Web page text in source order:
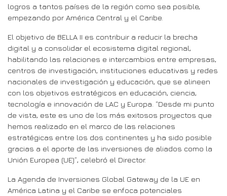
logros a tantos países de la región como sea posible,
empezando por América Central y el Caribe.
El objetivo de BELLA II es contribuir a reducir la brecha
digital y a consolidar el ecosistema digital regional,
habilitando las relaciones e intercambios entre empresas,
centros de investigación, instituciones educativas y redes
nacionales de investigación y educación, que se alineen
con los objetivos estratégicos en educación, ciencia,
tecnología e innovación de LAC y Europa. “Desde mi punto
de vista, este es uno de los más exitosos proyectos que
hemos realizado en el marco de las relaciones
estratégicas entre los dos continentes y ha sido posible
gracias a el aporte de las inversiones de aliados como la
Unión Europea (UE)”, celebró el Director.
La Agenda de Inversiones Global Gateway de la UE en
América Latina y el Caribe se enfoca potenciales